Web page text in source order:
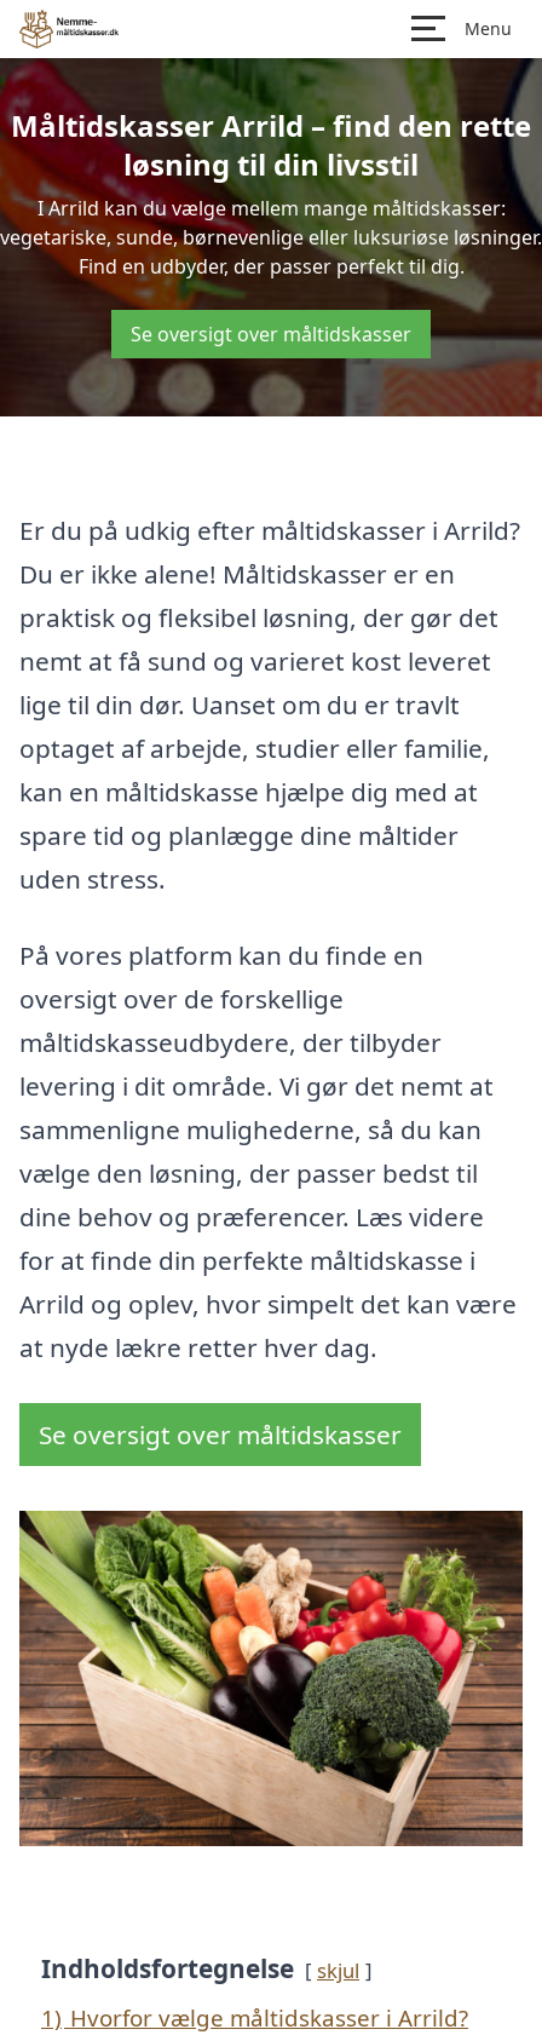
Menu
Måltidskasser Arrild – find den rette
løsning til din livsstil
I Arrild kan du vælge mellem mange måltidskasser:
vegetariske, sunde, børnevenlige eller luksuriøse løsninger.
Find en udbyder, der passer perfekt til dig.
Se oversigt over måltidskasser
Er du på udkig efter måltidskasser i Arrild?
Du er ikke alene! Måltidskasser er en
praktisk og fleksibel løsning, der gør det
nemt at få sund og varieret kost leveret
lige til din dør. Uanset om du er travlt
optaget af arbejde, studier eller familie,
kan en måltidskasse hjælpe dig med at
spare tid og planlægge dine måltider
uden stress.
På vores platform kan du finde en
oversigt over de forskellige
måltidskasseudbydere, der tilbyder
levering i dit område. Vi gør det nemt at
sammenligne mulighederne, så du kan
vælge den løsning, der passer bedst til
dine behov og præferencer. Læs videre
for at finde din perfekte måltidskasse i
Arrild og oplev, hvor simpelt det kan være
at nyde lækre retter hver dag.
Se oversigt over måltidskasser
Indholdsfortegnelse skjul
1) Hvorfor vælge måltidskasser i Arrild?